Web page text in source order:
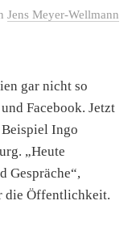
Jens Meyer-Wellmann
gar nicht so
Facebook. Jetzt
Ingo
„Heute
Gespräche“,
die Öffentlichkeit.